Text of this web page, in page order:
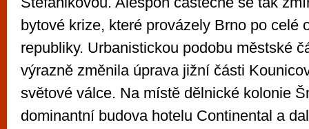
bytové krize, které provázely Brno po celé
republiky. Urbanistickou podobu městské
výrazně změnila úprava jižní části
světové válce. Na místě dělnické kolonie
dominantní budova hotelu Continental a